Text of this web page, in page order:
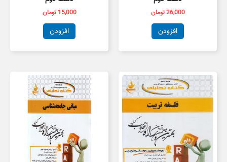
26,000تومان
افزودن
15,000 تومان
افزودن